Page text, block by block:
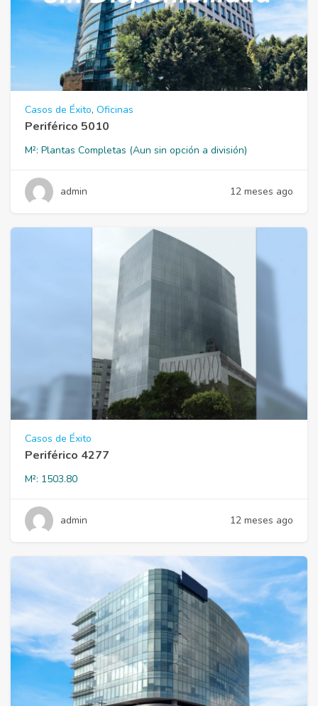
Casos de Éxito, Oficinas
Periférico 5010
M²: Plantas Completas (Aun sin opción a división)
admin 12 meses ago
Casos de Éxito
Periférico 4277
M²: 1503.80
admin 12 meses ago